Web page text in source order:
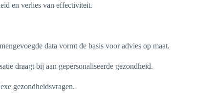
en verlies van effectiviteit.
data vormt de basis voor advies op maat.
draagt bij aan gepersonaliseerde gezondheid.
gezondheidsvragen.